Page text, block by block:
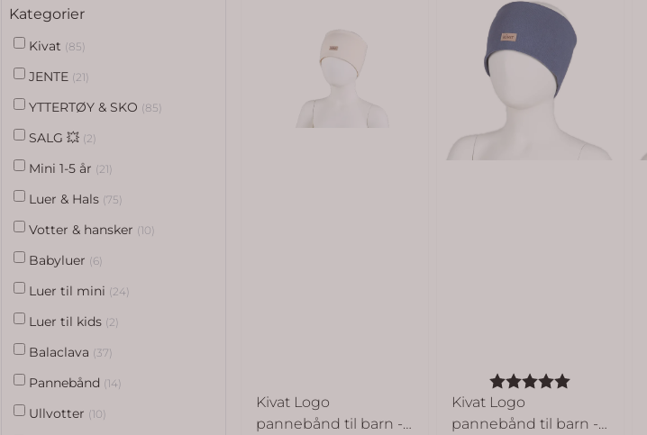
Kategorier
Kivat (85)
JENTE (21)
YTTERTØY & SKO (85)
SALG 💥 (2)
Mini 1-5 år (21)
Luer & Hals (75)
Votter & hansker (10)
Babyluer (6)
Luer til mini (24)
Luer til kids (2)
Balaclava (37)
Pannebånd (14)
Ullvotter (10)
Kivat Logo
pannebånd til barn -
Karakter:
Kivat Logo
pannebånd til barn -